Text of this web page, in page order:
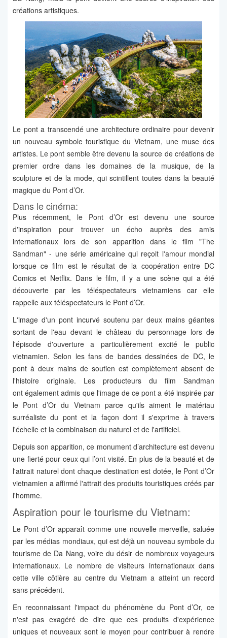
créations artistiques.
Le pont a transcendé une architecture ordinaire pour devenir
un nouveau symbole touristique du Vietnam, une muse des
artistes. Le pont semble être devenu la source de créations de
premier ordre dans les domaines de la musique, de la
sculpture et de la mode, qui scintillent toutes dans la beauté
magique du Pont d’Or.
Dans le cinéma:
Plus récemment, le Pont d’Or est devenu une source
d'inspiration pour trouver un écho auprès des amis
internationaux lors de son apparition dans le film "The
Sandman" - une série américaine qui reçoit l'amour mondial
lorsque ce film est le résultat de la coopération entre DC
Comics et Netflix. Dans le film, il y a une scène qui a été
découverte par les téléspectateurs vietnamiens car elle
rappelle aux téléspectateurs le Pont d’Or.
L'image d'un pont incurvé soutenu par deux mains géantes
sortant de l'eau devant le château du personnage lors de
l'épisode d'ouverture a particulièrement excité le public
vietnamien. Selon les fans de bandes dessinées de DC, le
pont à deux mains de soutien est complètement absent de
l'histoire originale. Les producteurs du film Sandman
ont également admis que l'image de ce pont a été inspirée par
le Pont d’Or du Vietnam parce qu'ils aiment le matériau
surréaliste du pont et la façon dont il s'exprime à travers
l'échelle et la combinaison du naturel et de l'artificiel.
Depuis son apparition, ce monument d’architecture est devenu
une fierté pour ceux qui l’ont visité. En plus de la beauté et de
l'attrait naturel dont chaque destination est dotée, le Pont d’Or
vietnamien a affirmé l'attrait des produits touristiques créés par
l'homme.
Aspiration pour le tourisme du Vietnam:
Le Pont d’Or apparaît comme une nouvelle merveille, saluée
par les médias mondiaux, qui est déjà un nouveau symbole du
tourisme de Da Nang, voire du désir de nombreux voyageurs
internationaux. Le nombre de visiteurs internationaux dans
cette ville côtière au centre du Vietnam a atteint un record
sans précédent.
En reconnaissant l'impact du phénomène du Pont d’Or, ce
n'est pas exagéré de dire que ces produits d'expérience
uniques et nouveaux sont le moyen pour contribuer à rendre